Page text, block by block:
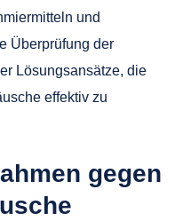
und
Überprüfung der
Lösungsansätze, die
effektiv zu
gegen